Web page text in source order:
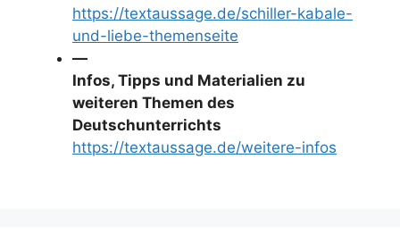
https://textaussage.de/schiller-kabale-
und-liebe-themenseite
—
Infos, Tipps und Materialien zu
weiteren Themen des
Deutschunterrichts
https://textaussage.de/weitere-infos